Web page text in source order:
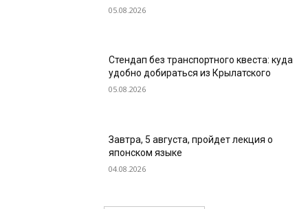
05.08.2026
Стендап без транспортного квеста: куда
удобно добираться из Крылатского
05.08.2026
Завтра, 5 августа, пройдет лекция о
японском языке
04.08.2026